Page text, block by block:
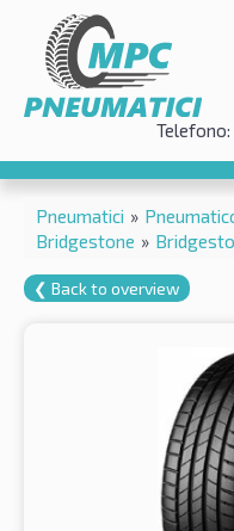
Telefono:
Pneumatici »
Bridgestone »
❮ Back to overview